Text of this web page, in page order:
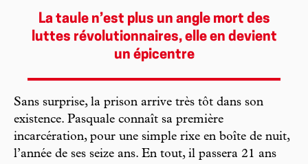
La taule n’est plus un angle mort des
luttes révolutionnaires, elle en devient
un épicentre
Sans surprise, la prison arrive très tôt dans son
existence. Pasquale connaît sa première
incarcération, pour une simple rixe en boîte de nuit,
l’année de ses seize ans. En tout, il passera 21 ans